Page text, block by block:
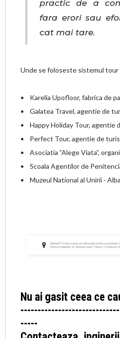
practic de a
fara erori sau
cat mai tare.
Unde se foloseste sistemul tour
• Karelia Upofloor, fabrica de
• Galatea Travel, agentie de
• Happy Holiday Tour, agentie
• Perfect Tour, agentie de
• Asociatia ”Alege Viata”,
• Scoala Agentilor de
• Muzeul National al Unirii -
Nu ai gasit ceea ce
-----